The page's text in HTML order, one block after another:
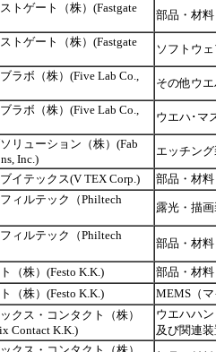
トゲート（株）(Fastgate
部品・材
トゲート（株）(Fastgate
ソフトウ
ラボ（株）(Five Lab Co.,
その他ウ
ラボ（株）(Five Lab Co.,
ウエハ･マ
リューション（株）(Fab
Inc.)
エッチン
ブイテックス(V TEX Corp.)
部品・材
フィルテック（Philtech
露光・描
フィルテック（Philtech
部品・材
（株）(Festo K.K.)
部品・材
（株）(Festo K.K.)
MEMS（
クス・コンタクト（株）
Contact K.K.)
ウエハハ
及び関連